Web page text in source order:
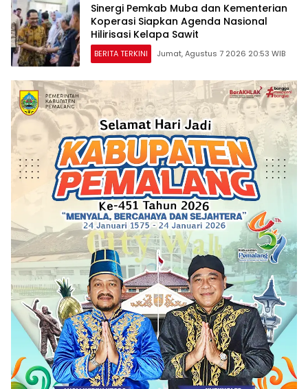
Sinergi Pemkab Muba dan Kementerian
Koperasi Siapkan Agenda Nasional
Hilirisasi Kelapa Sawit
BERITA TERKINI Jumat, Agustus 7 2026 20:53 WIB